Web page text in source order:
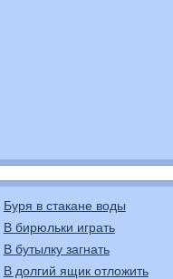
Буря в стакане воды
В бирюльки играть
В бутылку загнать
В долгий ящик отложить